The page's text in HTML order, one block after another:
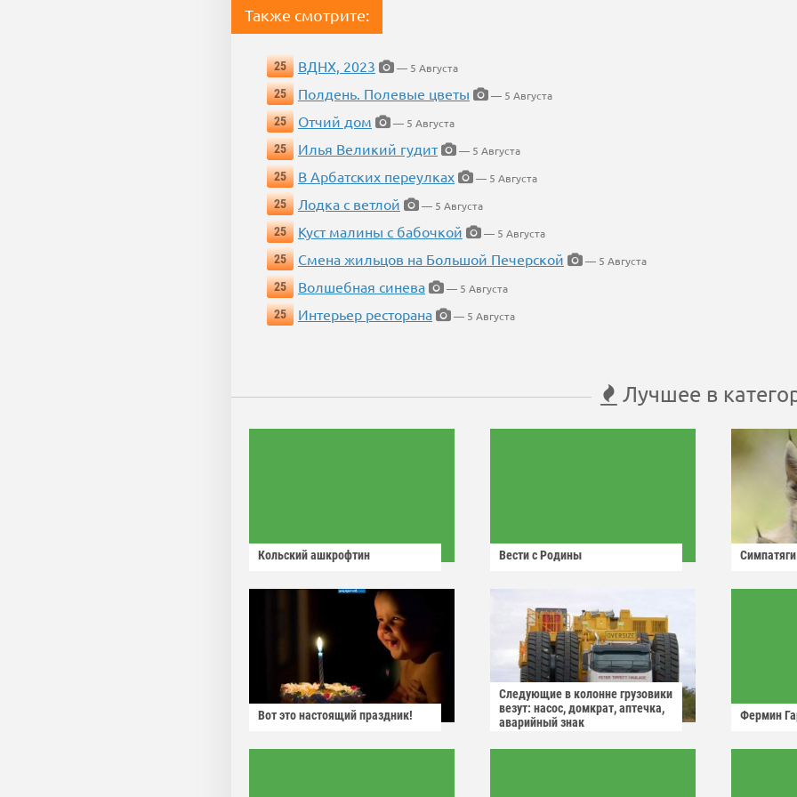
Также смотрите:
25 ВДНХ, 2023
— 5 Августа
25
Полдень. Полевые цветы
— 5 Августа
25
Отчий дом
— 5 Августа
25
Илья Великий гудит
— 5 Августа
25
В Арбатских переулках
— 5 Августа
25
Лодка с ветлой
— 5 Августа
25
Куст малины с бабочкой
— 5 Августа
25
Смена жильцов на Большой Печерской
— 5 Августа
25
Волшебная синева
— 5 Августа
25
Интерьер ресторана — 5 Августа
Лучшее в
Кольский ашкрофтин Вести с Родины Симпатяги
Вот это настоящий праздник!
Следующие в колонне грузовики
везут: насос, домкрат, аптечка,
аварийный знак
Фермин